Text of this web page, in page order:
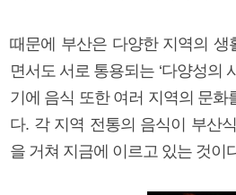
때문에 부산은 다양한 지역의 생
면서도 서로 통용되는 ‘다양성의
기에 음식 또한 여러 지역의 문화
다. 각 지역 전통의 음식이 부산
을 거쳐 지금에 이르고 있는 것이